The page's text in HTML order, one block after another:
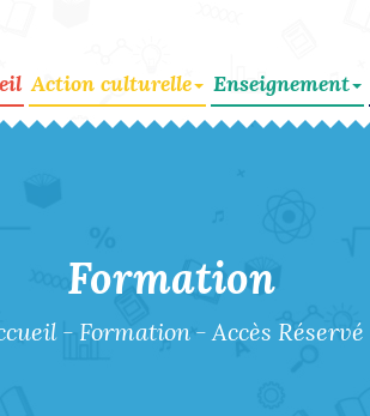
Action culturelle Enseignement
Formation
- Formation -Accès Réservé